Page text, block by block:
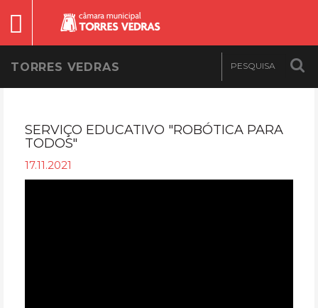
TORRES VEDRAS
SERVIÇO EDUCATIVO "ROBÓTICA PARA
TODOS"
17.11.2021